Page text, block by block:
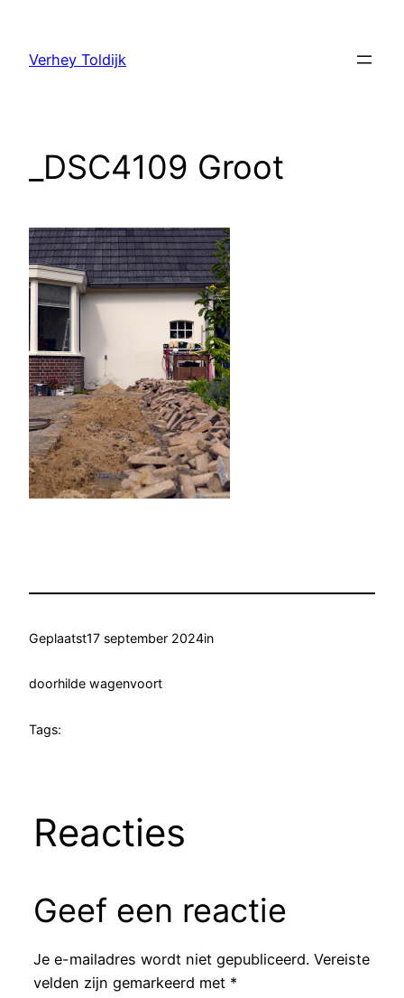
Verhey Toldijk
_DSC4109 Groot
Geplaatst17 september 2024in
doorhilde wagenvoort
Tags:
Reacties
Geef een reactie
Je e-mailadres wordt niet gepubliceerd. Vereiste
velden zijn gemarkeerd met *